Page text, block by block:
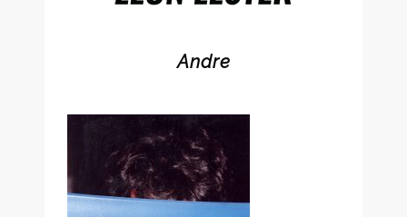
Andre